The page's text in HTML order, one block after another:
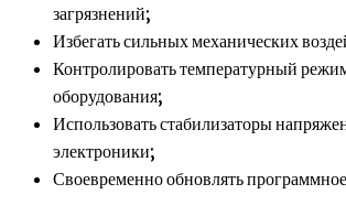
загрязнений;
Избегать сильных механических
Контролировать температурный
оборудования;
Использовать стабилизаторы
электроники;
Своевременно обновлять